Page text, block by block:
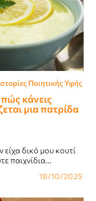
Ποιητικής Υφής
κάνεις
μια πατρίδα
δικό μου κουτί
παιχνίδια...
18/10/2025